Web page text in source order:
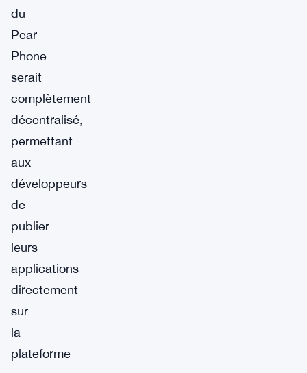
du
Pear
Phone
serait
complètement
décentralisé,
permettant
aux
développeurs
de
publier
leurs
applications
directement
sur
la
plateforme